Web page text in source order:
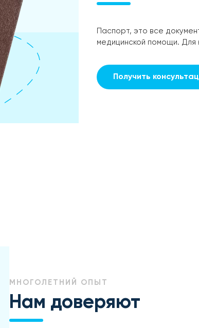
Паспорт, это все
медицинской помощи.
Получить
МНОГОЛЕТНИЙ ОПЫТ
Нам доверяют